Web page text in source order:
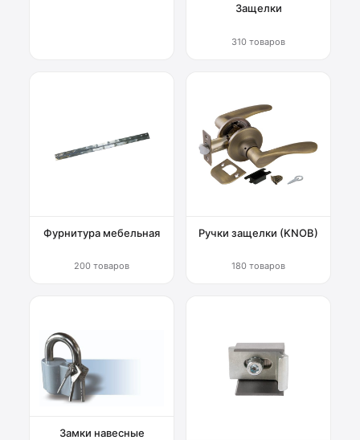
Защелки
310 товаров
Фурнитура мебельная
200 товаров
Ручки защелки (KNOB)
180 товаров
Замки навесные